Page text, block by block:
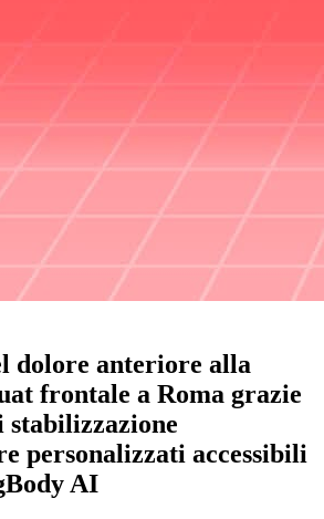
dolore anteriore alla
frontale a Roma grazie
personalizzati accessibili
AI